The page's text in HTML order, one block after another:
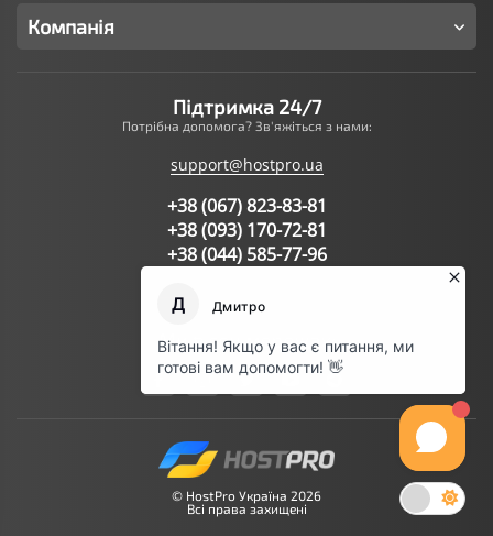
© HostPro Україна 2026
Всі права захищені
Компанія
Підтримка 24/7
Потрібна допомога? Зв'яжіться з нами:
support@hostpro.ua
+38 (067) 823-83-81
+38 (093) 170-72-81
+38 (044) 585-77-96
Ми в соц.мережах: